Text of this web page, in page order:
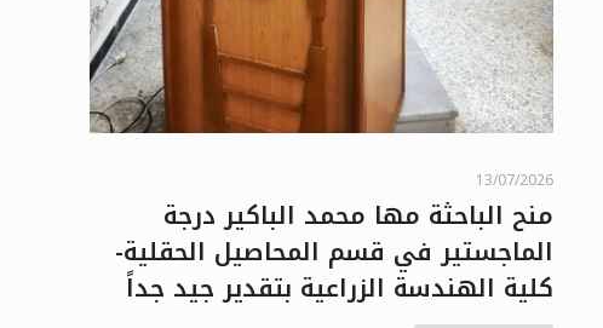
13/07/2026
منح الباحثة مها محمد الباكير درجة
الماجستير في قسم المحاصيل الحقلية-
كلية الهندسة الزراعية بتقدير جيد جداً